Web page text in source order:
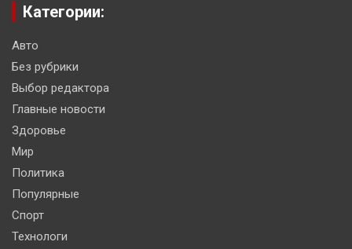
Категории:
Авто
Без рубрики
Выбор редактора
Главные новости
Здоровье
Мир
Политика
Популярные
Спорт
Технологи